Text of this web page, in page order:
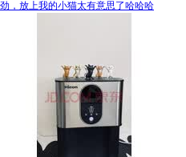
劲，放上我的小猫太有意思了哈哈哈